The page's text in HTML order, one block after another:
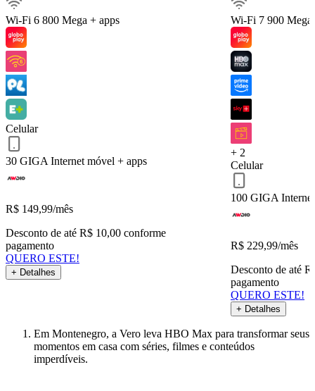
Wi-Fi 6 800 Mega + apps
Celular
30 GIGA Internet móvel + apps
R$ 149,99/mês
Desconto de até R$ 10,00 conforme
pagamento
QUERO ESTE!
+ Detalhes
QUERO ESTE!
Wi-Fi 7 900 Mega
+ 2
Celular
100 GIGA
R$ 229,99/mês
Desconto de até
pagamento
QUERO ESTE!
+ Detalhes
Em Montenegro, a Vero leva HBO Max para transformar seus
momentos em casa com séries, filmes e conteúdos
imperdíveis.